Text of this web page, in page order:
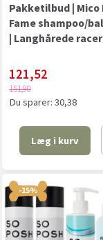
Pakketilbud | Mico
Fame shampoo/
| Langhårede racer
121,52
151,90
Du sparer: 30,38
Læg i kurv
-15%